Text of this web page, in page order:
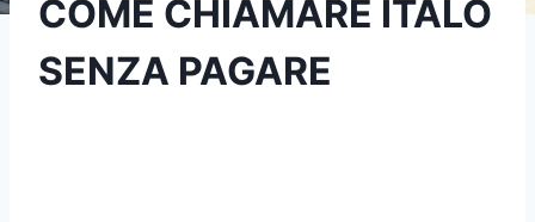
COME CHIAMARE ITALO
SENZA PAGARE